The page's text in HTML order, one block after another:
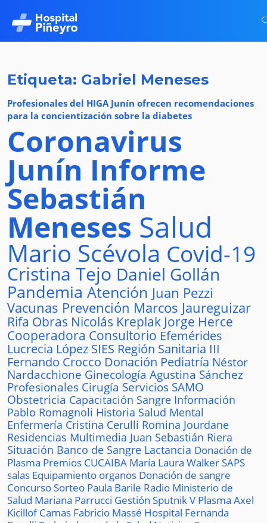
Etiqueta: Gabriel Meneses
Profesionales del HIGA Junín ofrecen recomendaciones
para la concientización sobre la diabetes
Coronavirus
Junín Informe
Sebastián
Meneses Salud
Mario Scévola Covid-19
Cristina Tejo Daniel Gollán
Pandemia Atención Juan Pezzi
Vacunas Prevención Marcos Jaureguizar
Rifa Obras Nicolás Kreplak Jorge Herce
Cooperadora Consultorio Efemérides
Lucrecia López SIES Región Sanitaria III
Fernando Crocco Donación Pediatría Néstor
Nardacchione Ginecología Agustina Sánchez
Profesionales Cirugía Servicios SAMO
Obstetricia Capacitación Sangre Información
Pablo Romagnoli Historia Salud Mental
Enfermería Cristina Cerulli Romina Jourdane
Residencias Multimedia Juan Sebastián Riera
Situación Banco de Sangre Lactancia Donación de
Plasma Premios CUCAIBA María Laura WalkerSAPS
salas Equipamiento organos Donación de sangre
ConcursoSorteo Paula Barile Radio Ministerio de
Salud Mariana Parrucci Gestión Sputnik V Plasma Axel
KicillofCamas Fabricio Massé Hospital Fernanda